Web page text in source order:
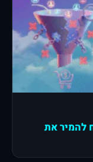
להמיר את